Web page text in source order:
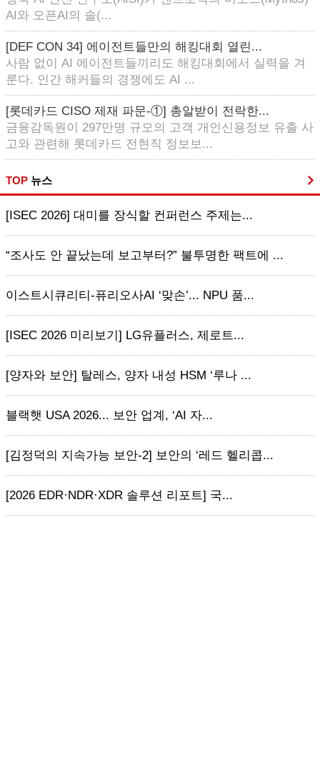
AI와 오픈AI의 솔(...
[DEF CON 34] 에이전트들만의 해킹대회 열린...
사람 없이 AI 에이전트들끼리도 해킹대회에서 실력을 겨
룬다. 인간 해커들의 경쟁에도 AI ...
[롯데카드 CISO 제재 파문-①] 총알받이 전락한...
금융감독원이 297만명 규모의 고객 개인신용정보 유출 사
고와 관련해 롯데카드 전현직 정보보...
TOP 뉴스
[ISEC 2026] 대미를 장식할 컨퍼런스 주제는...
“조사도 안 끝났는데 보고부터?” 불투명한 팩트에 ...
이스트시큐리티-퓨리오사AI ‘맞손’... NPU 품...
[ISEC 2026 미리보기] LG유플러스, 제로트...
[양자와 보안] 탈레스, 양자 내성 HSM ‘루나 ...
블랙햇 USA 2026... 보안 업계, ‘AI 자...
[김정덕의 지속가능 보안-2] 보안의 ‘레드 헬리콥...
[2026 EDR·NDR·XDR 솔루션 리포트] 국...